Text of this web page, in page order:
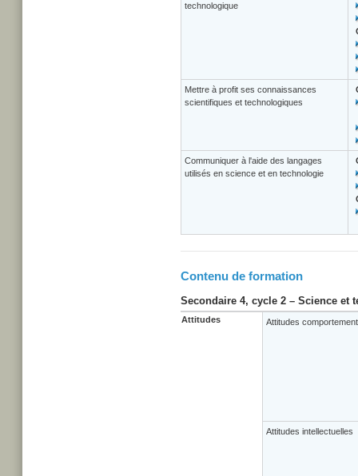
technologique
Mettre à profit ses connaissances
scientifiques et technologiques
Communiquer à l'aide des langages
utilisés en science et en technologie
Contenu de formation
Secondaire 4, cycle 2 – Science et
Attitudes Attitudes
Attitudes intellectuelles